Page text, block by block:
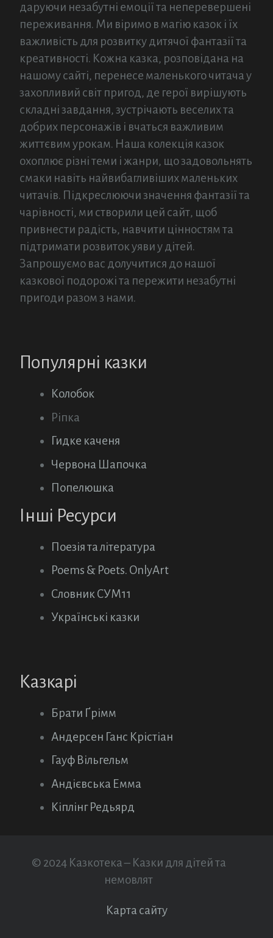
даруючи незабутні емоції та неперевершені
переживання. Ми віримо в магію казок і їх
важливість для розвитку дитячої фантазії та
креативності. Кожна казка, розповідана на
нашому сайті, перенесе маленького читача у
захопливий світ пригод, де герої вирішують
складні завдання, зустрічають веселих та
добрих персонажів і вчаться важливим
життєвим урокам. Наша колекція казок
охоплює різні теми і жанри, що задовольнять
смаки навіть найвибагливіших маленьких
читачів. Підкреслюючи значення фантазії та
чарівності, ми створили цей сайт, щоб
привнести радість, навчити цінностям та
підтримати розвиток уяви у дітей.
Запрошуємо вас долучитися до нашої
казкової подорожі та пережити незабутні
пригоди разом з нами.
Популярні казки
Колобок
Ріпка
Гидке каченя
Червона Шапочка
Попелюшка
Інші Ресурси
Поезія та література
Poems & Poets. OnlyArt
Словник СУМ11
Українські казки
Казкарі
Брати Ґрімм
Андерсен Ганс Крістіан
Гауф Вільгельм
Андієвська Емма
Кіплінг Редьярд
© 2024 Казкотека – Казки для дітей та
немовлят
Карта сайту